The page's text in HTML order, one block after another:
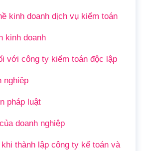
kinh doanh dịch vụ kiểm toán
kinh doanh
với công ty kiểm toán độc lập
nghiệp
pháp luật
doanh nghiệp
thành lập công ty kế toán và